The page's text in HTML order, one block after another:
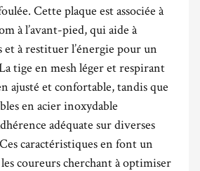
Cette plaque est associée à
à l’avant-pied, qui aide à
et à restituer l’énergie pour un
tige en mesh léger et respirant
ajusté et confortable, tandis que
en acier inoxydable
adéquate sur diverses
caractéristiques en font un
coureurs cherchant à optimiser